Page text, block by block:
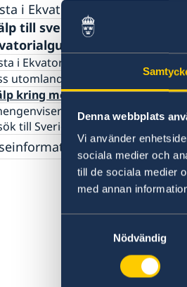
Denna webbplats
Vi använder
sociala medier och
till de sociala medier
med annan
Nödvändig
i Ekvatorialguinea
till svenskar i
i Ekvatorialguinea
utomlands
kring medborgarskap
och
till Sverige
reseinformation
händelser